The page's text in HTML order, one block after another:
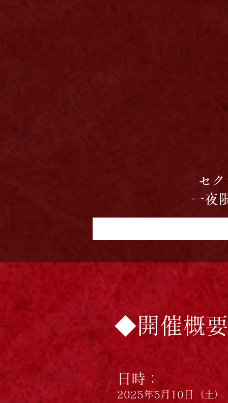
セ
一夜
◆開催概
日時：
2025年5月10日（土）